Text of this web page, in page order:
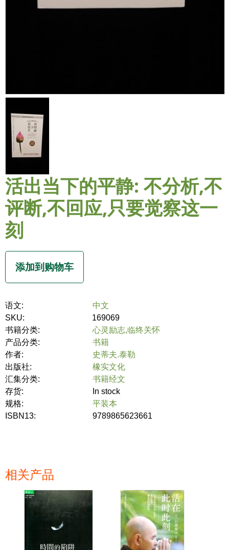
活出当下的平静: 不分析,不
评断,不回应,只要觉察这一
刻
语文:
中文
SKU:
169069
书籍分类:
心灵励志,临终关怀
产品分类:
书籍
作者:
史蒂夫.泰勒
出版社:
橡实文化
汇集分类:
书籍经文
存货:
In stock
规格:
平装本
ISBN13:
9789865623661
相关产品
页面